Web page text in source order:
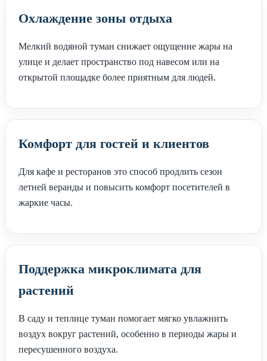
Охлаждение зоны отдыха
Мелкий водяной туман снижает ощущение жары на
улице и делает пространство под навесом или на
открытой площадке более приятным для людей.
Комфорт для гостей и клиентов
Для кафе и ресторанов это способ продлить сезон
летней веранды и повысить комфорт посетителей в
жаркие часы.
Поддержка микроклимата для
растений
В саду и теплице туман помогает мягко увлажнить
воздух вокруг растений, особенно в периоды жары и
пересушенного воздуха.